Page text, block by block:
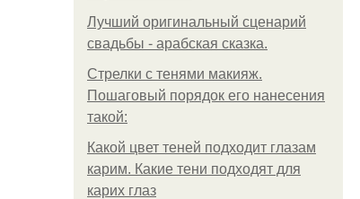
Лучший оригинальный сценарий
свадьбы - арабская сказка.
Стрелки с тенями макияж.
Пошаговый порядок его нанесения
такой:
Какой цвет теней подходит глазам
карим. Какие тени подходят для
карих глаз